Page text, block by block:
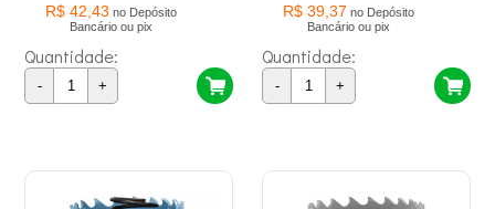
R$ 42,43 no Depósito
Bancário ou pix
Quantidade:
- +
R$ 39,37 no Depósito
Bancário ou pix
Quantidade:
- +